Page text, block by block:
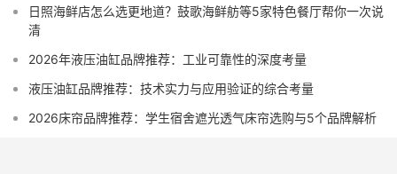
日照海鲜店怎么选更地道？鼓歌海鲜舫等5家特色餐厅帮你一次说
清
2026年液压油缸品牌推荐：工业可靠性的深度考量
液压油缸品牌推荐：技术实力与应用验证的综合考量
2026床帘品牌推荐：学生宿舍遮光透气床帘选购与5个品牌解析